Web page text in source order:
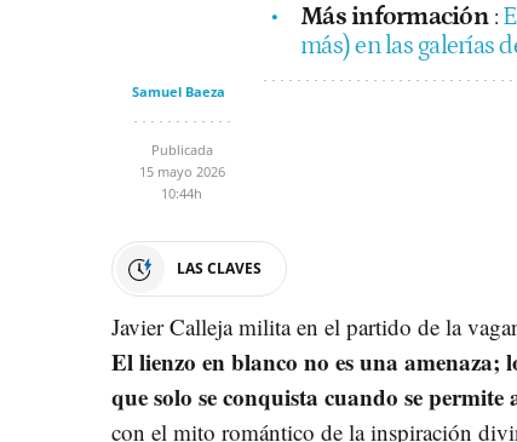
Más información :
más) en las galerías
Samuel Baeza
Publicada
15 mayo 2026
10:44h
LAS CLAVES
Javier Calleja milita en el partido de la
El lienzo en blanco no es una amenaza;
que solo se conquista cuando se permite
con el mito romántico de la inspiración